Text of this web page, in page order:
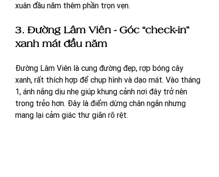
xuân đầu năm thêm phần trọn vẹn.
3. Đường Lâm Viên - Góc “check-in”
xanh mát đầu năm
Đường Lâm Viên là cung đường đẹp, rợp bóng cây
xanh, rất thích hợp để chụp hình và dạo mát. Vào tháng
1, ánh nắng dịu nhẹ giúp khung cảnh nơi đây trở nên
trong trẻo hơn. Đây là điểm dừng chân ngắn nhưng
mang lại cảm giác thư giãn rõ rệt.